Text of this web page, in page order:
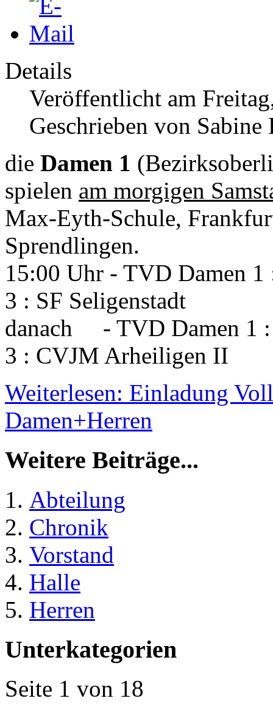
Details
Veröffentlicht am
Geschrieben von
die Damen 1
spielen am morgigen
Max-Eyth-Schule,
Sprendlingen.
15:00 Uhr - TVD Damen
3 : SF Seligenstadt
danach - TVD Damen
3 : CVJM Arheiligen II
Weiterlesen: Einladung
Damen+Herren
Weitere Beiträge...
Abteilung
Chronik
Vorstand
Halle
Herren
Unterkategorien
Seite 1 von 18